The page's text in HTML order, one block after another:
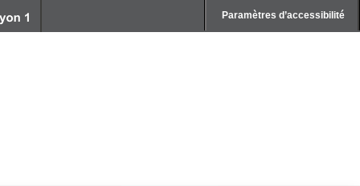
Paramètres d’accessibilité